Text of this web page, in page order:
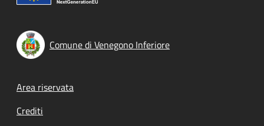
Comune di Venegono Inferiore
Footer menu
Area riservata
Crediti